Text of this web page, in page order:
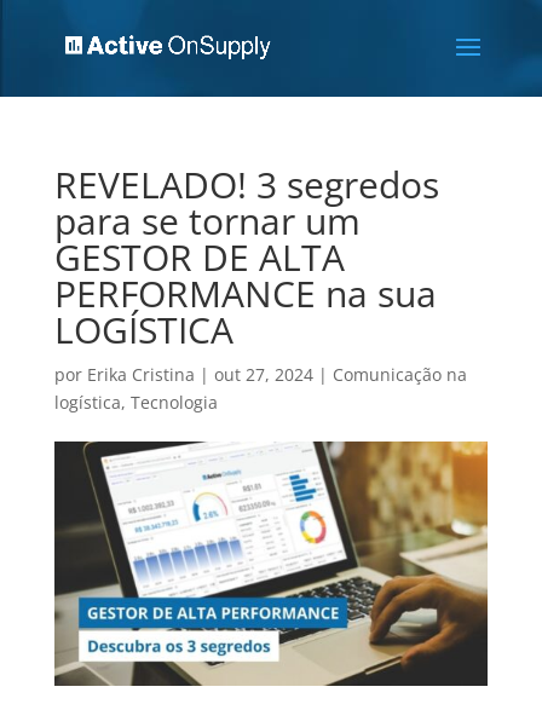
REVELADO! 3 segredos
para se tornar um
GESTOR DE ALTA
PERFORMANCE na sua
LOGÍSTICA
por Erika Cristina | out 27, 2024| Comunicação na
logística, Tecnologia